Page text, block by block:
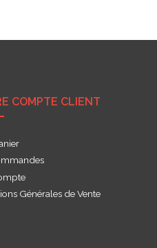
COMPTE CLIENT
Générales de Vente